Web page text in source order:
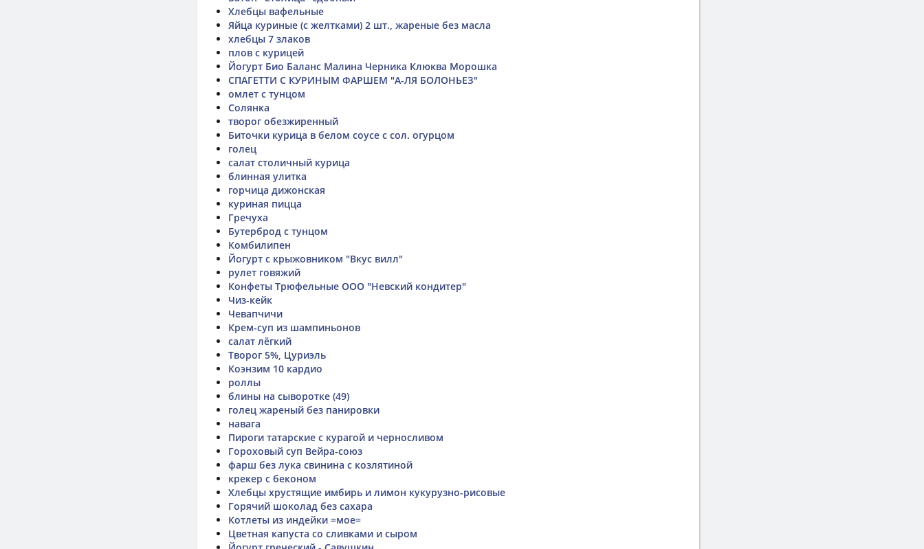
Хлебцы вафельные
Яйца куриные (с желтками) 2 шт., жареные без масла
хлебцы 7 злаков
плов с курицей
Йогурт Био Баланс Малина Черника Клюква Морошка
СПАГЕТТИ С КУРИНЫМ ФАРШЕМ "А-ЛЯ БОЛОНЬЕЗ"
омлет с тунцом
Солянка
творог обезжиренный
Биточки курица в белом соусе с сол. огурцом
голец
салат столичный курица
блинная улитка
горчица дижонская
куриная пицца
Гречуха
Бутерброд с тунцом
Комбилипен
Йогурт с крыжовником "Вкус вилл"
рулет говяжий
Конфеты Трюфельные ООО "Невский кондитер"
Чиз-кейк
Чевапчичи
Крем-суп из шампиньонов
салат лёгкий
Творог 5%, Цуриэль
Коэнзим 10 кардио
роллы
блины на сыворотке (49)
голец жареный без панировки
навага
Пироги татарские с курагой и черносливом
Гороховый суп Вейра-союз
фарш без лука свинина с козлятиной
крекер с беконом
Хлебцы хрустящие имбирь и лимон кукурузно-рисовые
Горячий шоколад без сахара
Котлеты из индейки =мое=
Цветная капуста со сливками и сыром